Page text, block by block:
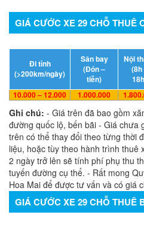
GIÁ CƯỚC XE 29 CHỖ THUÊ
Đi tỉnh
(>200km/ngày)
Sân bay
(Đón –
tiễn)
Nội
(8h
10.000 – 12.000 1.000.000
Ghi chú: - Giá trên đã bao gồm
đường quốc lộ, bến bãi - Giá chưa
trên có thể thay đổi theo từng thời
liệu, hoặc tùy theo hành trình thuê
2 ngày trở lên sẽ tính phí phụ thu
tuyến đường cụ thể. - Rất mong
Hoa Mai để được tư vấn và có giá
GIÁ CƯỚC XE 29 CHỖ THUÊ